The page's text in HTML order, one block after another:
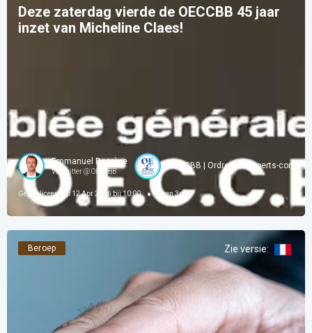
Deze zaterdag vierde de OECCBB 45 jaar
inzet van Micheline Claes!
Emmanuel Degrève
Voorzitter @ OECCBB
OECCBB | Ordre des Experts-
Gepubliceerd op12 Apr 2026 bij 10:00 Lezen3min
Beroep Zie versie: